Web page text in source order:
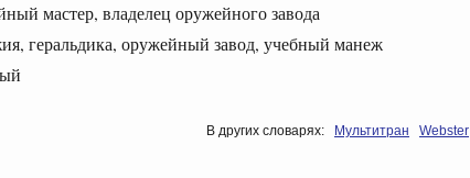
мастер, владелец оружейного завода
геральдика, оружейный завод, учебный манеж
В других словарях: Мультитран Webster